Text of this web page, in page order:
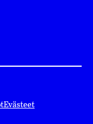
Evästeet